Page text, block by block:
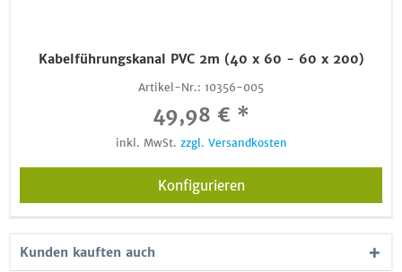
Kabelführungskanal PVC 2m (40 x 60 - 60 x 200)
Artikel-Nr.: 10356-005
49,98 € *
inkl. MwSt. zzgl. Versandkosten
Konfigurieren
Kunden kauften auch